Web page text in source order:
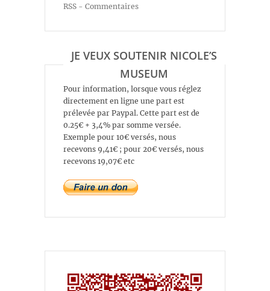
RSS - Commentaires
JE VEUX SOUTENIR NICOLE’S
MUSEUM
Pour information, lorsque vous réglez
directement en ligne une part est
prélevée par Paypal. Cette part est de
0.25€ + 3,4% par somme versée.
Exemple pour 10€ versés, nous
recevons 9,41€ ; pour 20€ versés, nous
recevons 19,07€ etc